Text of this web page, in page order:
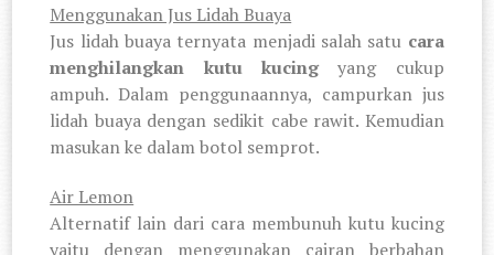
Menggunakan Jus Lidah Buaya
Jus lidah buaya ternyata menjadi salah satu cara
menghilangkan kutu kucingyang cukup
ampuh. Dalam penggunaannya, campurkan jus
lidah buaya dengan sedikit cabe rawit. Kemudian
masukan ke dalam botol semprot.
Air Lemon
Alternatif lain dari cara membunuh kutu kucing
yaitu dengan menggunakan cairan berbahan